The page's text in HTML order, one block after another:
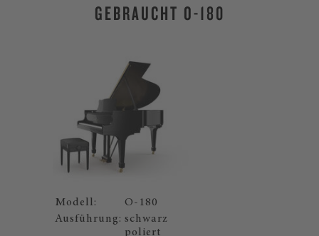
GEBRAUCHT O-180
Modell:
O-180
Ausführung: schwarz
poliert